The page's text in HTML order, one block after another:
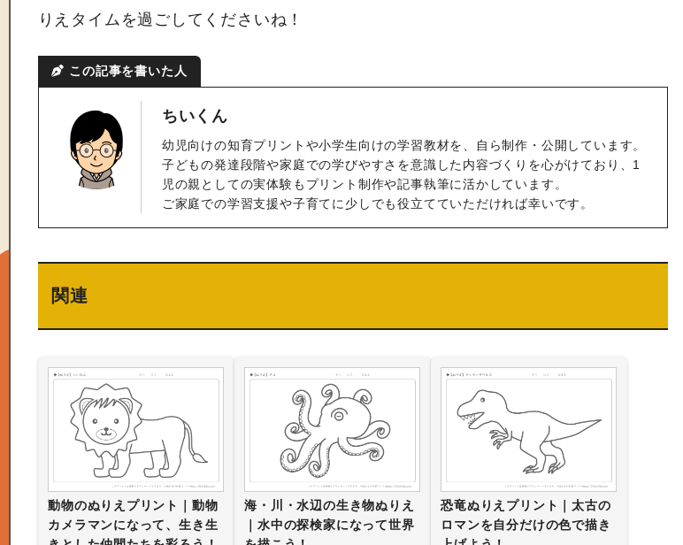
りえタイムを過ごしてくださいね！
この記事を書いた人
ちいくん
幼児向けの知育プリントや小学生向けの学習教材を、自ら制作・公開しています。
子どもの発達段階や家庭での学びやすさを意識した内容づくりを心がけており、1
児の親としての実体験もプリント制作や記事執筆に活かしています。
ご家庭での学習支援や子育てに少しでも役立てていただければ幸いです。
関連
動物のぬりえプリント｜動物
カメラマンになって、生き生
海・川・水辺の生き物ぬりえ
｜水中の探検家になって世界
恐竜ぬりえプリント｜太古の
ロマンを自分だけの色で描き